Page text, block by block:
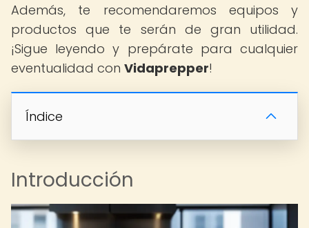
Además, te recomendaremos equipos y
productos que te serán de gran utilidad.
¡Sigue leyendo y prepárate para cualquier
eventualidad con Vidaprepper!
Índice
Introducción